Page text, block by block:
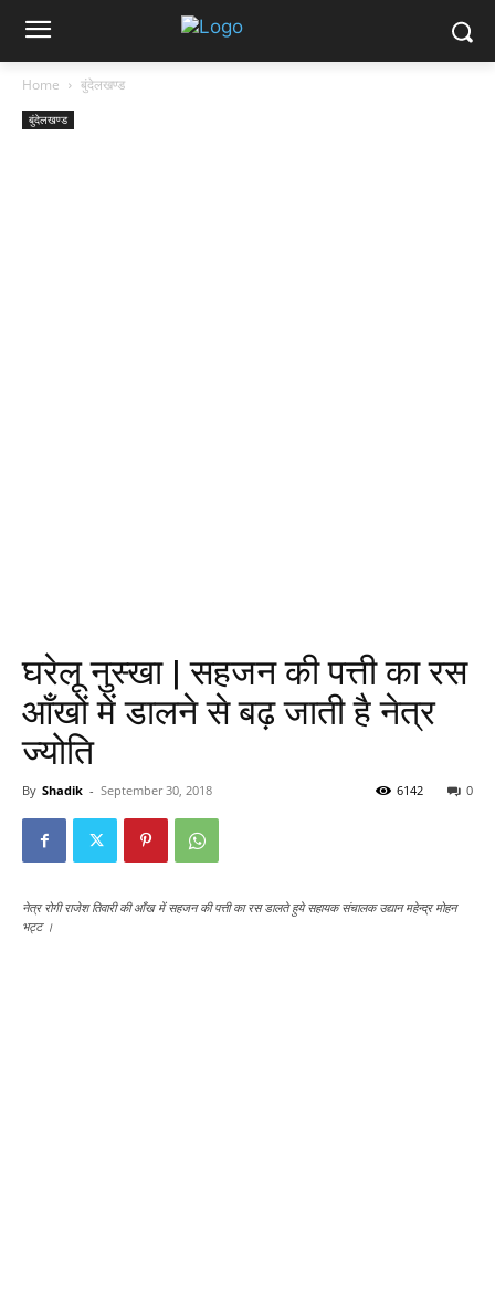
Home बुंदेलखण्ड
बुंदेलखण्ड
घरेलू नुस्खा | सहजन की पत्ती का रस
आँखों में डालने से बढ़ जाती है नेत्र
ज्योति
By Shadik - September 30, 2018 0
6142
नेत्र रोगी राजेश तिवारी की आँख में सहजन की पत्ती का रस डालते हुये सहायक संचालक उद्यान महेन्द्र मोहन
भट्ट ।